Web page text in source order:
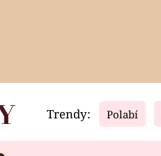
Video
Trendy: Polabí